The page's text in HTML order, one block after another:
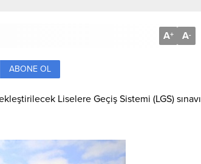
A+ A-
ABONE OL
Liselere Geçiş Sistemi (LGS) sınavı